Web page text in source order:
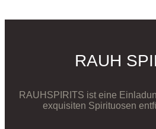
RAUH
RAUHSPIRITS ist eine
exquisiten Spirituosen